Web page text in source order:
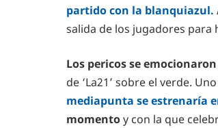
partido con la blanquiazul.
salida de los jugadores para
Los pericos se
de ‘La21’ sobre el verde.
mediapunta se estrenaría
momentoy con la que